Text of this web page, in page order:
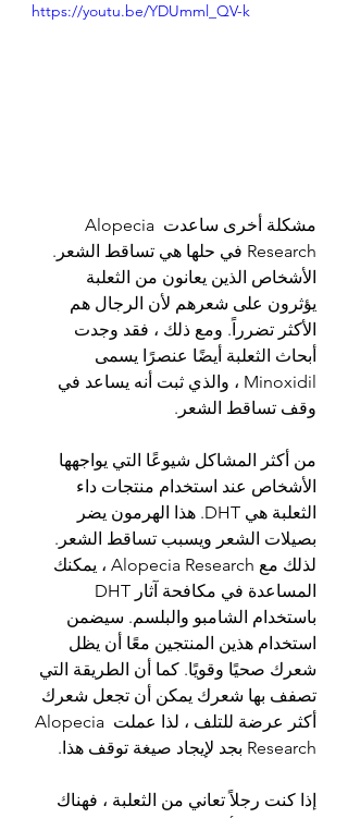
https://youtu.be/YDUmml_QV-k
مشكلة أخرى ساعدت Alopecia
Research في حلها هي تساقط الشعر.
الأشخاص الذين يعانون من الثعلبة
يؤثرون على شعرهم لأن الرجال هم
الأكثر تضرراً. ومع ذلك ، فقد وجدت
أبحاث الثعلبة أيضًا عنصرًا يسمى
Minoxidil ، والذي ثبت أنه يساعد في
وقف تساقط الشعر.
من أكثر المشاكل شيوعًا التي يواجهها
الأشخاص عند استخدام منتجات داء
الثعلبة هي DHT. هذا الهرمون يضر
بصيلات الشعر ويسبب تساقط الشعر.
لذلك مع Alopecia Research ، يمكنك
باستخدام الشامبو والبلسم. سيضمن
استخدام هذين المنتجين معًا أن يظل
شعرك صحيًا وقويًا. كما أن الطريقة التي
تصفف بها شعرك يمكن أن تجعل شعرك
أكثر عرضة للتلف ، لذا عملت Alopecia
Research بجد لإيجاد صيغة توقف هذا.
إذا كنت رجلاً تعاني من الثعلبة ، فهناك